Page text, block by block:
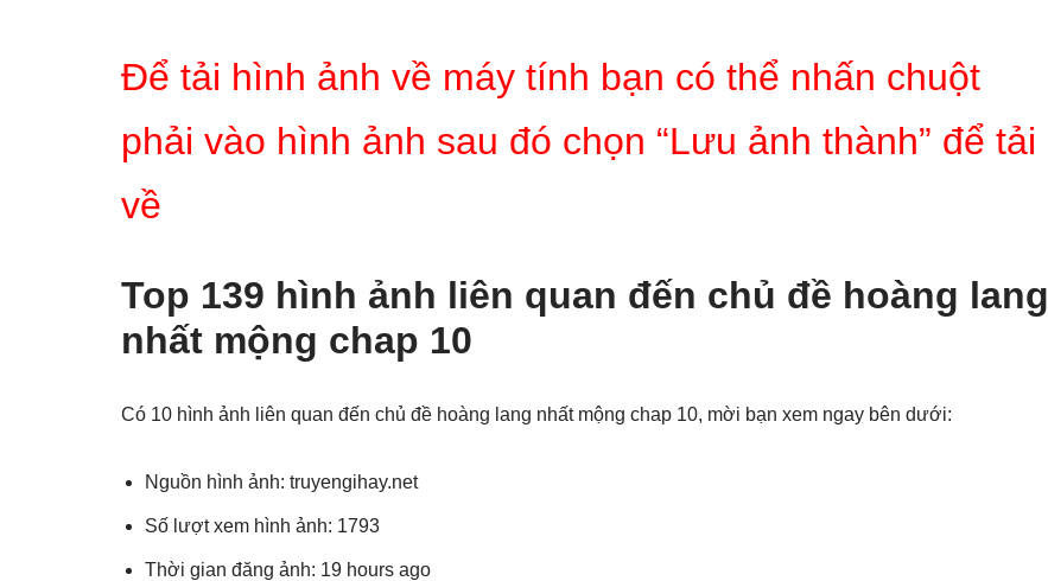
Để tải hình ảnh về máy tính bạn có thể nhấn chuột
phải vào hình ảnh sau đó chọn “Lưu ảnh thành” để tải
về
Top 139 hình ảnh liên quan đến chủ đề hoàng lang
nhất mộng chap 10
Có 10 hình ảnh liên quan đến chủ đề hoàng lang nhất mộng chap 10, mời bạn xem ngay bên dưới:
Nguồn hình ảnh: truyengihay.net
Số lượt xem hình ảnh: 1793
Thời gian đăng ảnh: 19 hours ago